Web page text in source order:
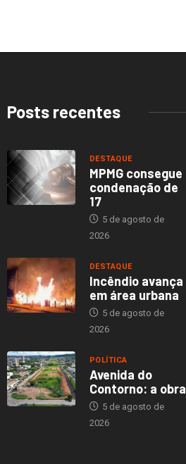
Posts recentes
DESTAQUE
MPMG consegue
condenação de
17
5 de agosto de
2026
DESTAQUE
Incêndio avança
em área urbana
5 de agosto de
2026
POLÍTICA
Avenida do
Contorno: a obra
5 de agosto de
2026